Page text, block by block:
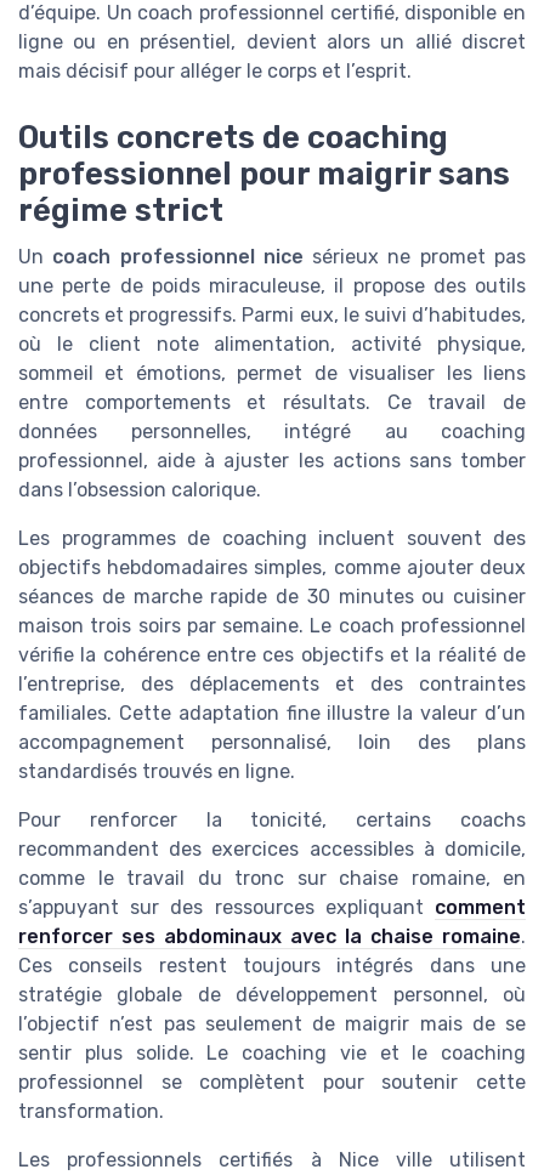
d’équipe. Un coach professionnel certifié, disponible en
ligne ou en présentiel, devient alors un allié discret
mais décisif pour alléger le corps et l’esprit.
Outils concrets de coaching
professionnel pour maigrir sans
régime strict
Un coach professionnel nice sérieux ne promet pas
une perte de poids miraculeuse, il propose des outils
concrets et progressifs. Parmi eux, le suivi d’habitudes,
où le client note alimentation, activité physique,
sommeil et émotions, permet de visualiser les liens
entre comportements et résultats. Ce travail de
données personnelles, intégré au coaching
professionnel, aide à ajuster les actions sans tomber
dans l’obsession calorique.
Les programmes de coaching incluent souvent des
objectifs hebdomadaires simples, comme ajouter deux
séances de marche rapide de 30 minutes ou cuisiner
maison trois soirs par semaine. Le coach professionnel
vérifie la cohérence entre ces objectifs et la réalité de
l’entreprise, des déplacements et des contraintes
familiales. Cette adaptation fine illustre la valeur d’un
accompagnement personnalisé, loin des plans
standardisés trouvés en ligne.
Pour renforcer la tonicité, certains coachs
recommandent des exercices accessibles à domicile,
comme le travail du tronc sur chaise romaine, en
s’appuyant sur des ressources expliquant comment
renforcer ses abdominaux avec la chaise romaine.
Ces conseils restent toujours intégrés dans une
stratégie globale de développement personnel, où
l’objectif n’est pas seulement de maigrir mais de se
sentir plus solide. Le coaching vie et le coaching
professionnel se complètent pour soutenir cette
transformation.
Les professionnels certifiés à Nice ville utilisent